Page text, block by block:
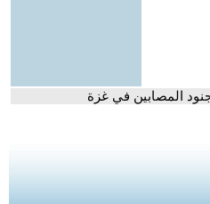
المصابين في غزة